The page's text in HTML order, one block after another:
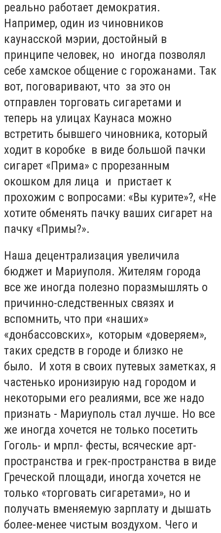
реально работает демократия.
Например, один из чиновников
каунасской мэрии, достойный в
принципе человек, но иногда позволял
себе хамское общение с горожанами. Так
вот, поговаривают, что за это он
отправлен торговать сигаретами и
теперь на улицах Каунаса можно
встретить бывшего чиновника, который
ходит в коробке в виде большой пачки
сигарет «Прима» с прорезанным
окошком для лица и пристает к
прохожим с вопросами: «Вы курите»?, «Не
хотите обменять пачку ваших сигарет на
пачку «Примы?».
Наша децентрализация увеличила
бюджет и Мариуполя. Жителям города
все же иногда полезно поразмышлять о
причинно-следственных связях и
вспомнить, что при «наших»
«донбассовских», которым «доверяем»,
таких средств в городе и близко не
было. И хотя в своих путевых заметках, я
частенько иронизирую над городом и
некоторыми его реалиями, все же надо
признать - Мариуполь стал лучше. Но все
же иногда хочется не только посетить
Гоголь- и мрпл- фесты, всяческие арт-
пространства и грек-пространства в виде
Греческой площади, иногда хочется не
только «торговать сигаретами», но и
получать вменяемую зарплату и дышать
более-менее чистым воздухом. Чего и